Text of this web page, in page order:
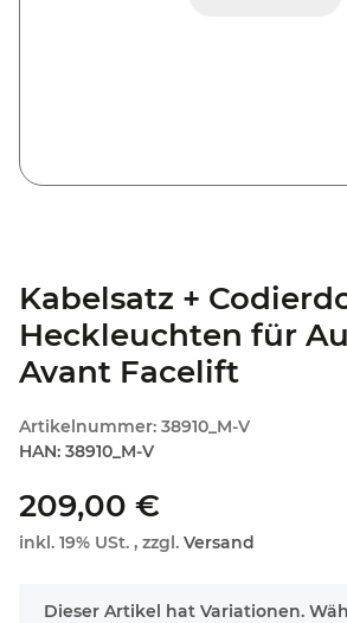
Kabelsatz +
Heckleuchten für
Avant Facelift
Artikelnummer: 38910_M-V
HAN: 38910_M-V
209,00 €
inkl. 19% USt. , zzgl. Versand
x
Dieser Artikel hat Variationen.